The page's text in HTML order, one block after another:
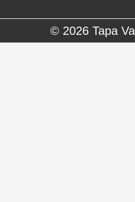
© 2026 Tapa